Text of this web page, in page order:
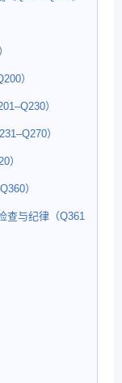
）
）
）
）
）
查与纪律（Q361